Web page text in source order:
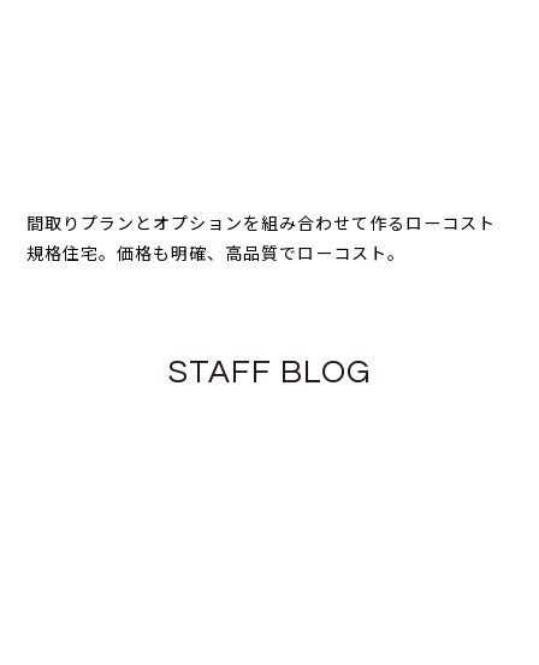
間取りプランとオプションを組み合わせて作るローコスト
規格住宅。価格も明確、高品質でローコスト。
STAFF BLOG